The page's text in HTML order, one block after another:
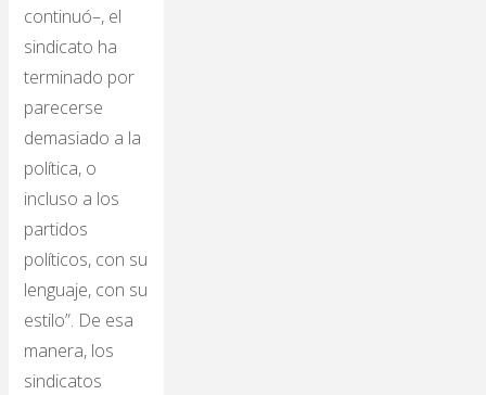
continuó–, el
sindicato ha
terminado por
parecerse
demasiado a la
política, o
incluso a los
partidos
políticos, con su
lenguaje, con su
estilo”. De esa
manera, los
sindicatos